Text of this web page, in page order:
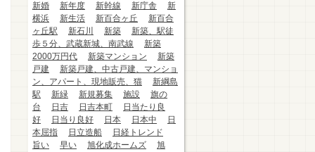
新婚
新年度 新幹線 新庁舎
新
横浜
新生活 新百合ヶ丘
新百合
ヶ丘駅
新石川 新築
新築、駅徒
歩５分、武蔵新城、南武線
新築
2000万円代
新築マンション
新築
戸建
新築戸建、中古戸建、マンショ
ン、アパート、現地販売、猫
新綱島
駅
新緑 新規募集 施設
旗の
台
日吉 日吉本町
日当たり良
好
日当り良好 日本 日本中
日
本屈指
日立造船
日経トレンド
旨い
早い 旭化成ホームズ
旭